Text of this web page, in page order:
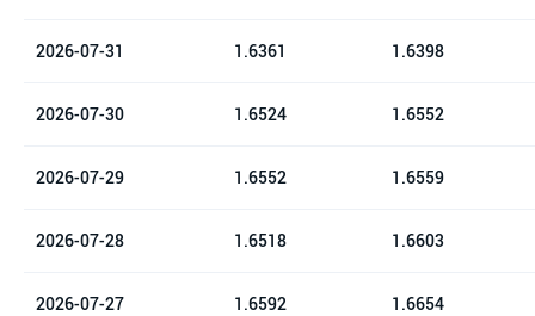
2026-07-31 1.6361 1.6398
2026-07-30 1.6524 1.6552
2026-07-29 1.6552 1.6559
2026-07-28 1.6518 1.6603
2026-07-27 1.6592 1.6654